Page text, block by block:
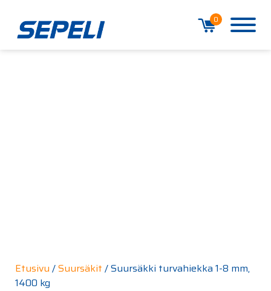
0
Etusivu /Suursäkit / Suursäkki turvahiekka 1-8 mm,
1400 kg